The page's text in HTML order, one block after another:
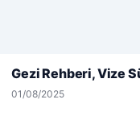
Web sitemizi nasıl
deneyiminizi
Gezi Rehberi, Vize
01/08/2025